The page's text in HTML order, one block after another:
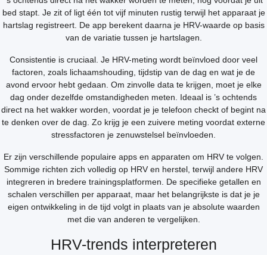
bed stapt. Je zit of ligt één tot vijf minuten rustig terwijl het apparaat je
hartslag registreert. De app berekent daarna je HRV-waarde op basis
van de variatie tussen je hartslagen.
Consistentie is cruciaal. Je HRV-meting wordt beïnvloed door veel
factoren, zoals lichaamshouding, tijdstip van de dag en wat je de
avond ervoor hebt gedaan. Om zinvolle data te krijgen, moet je elke
dag onder dezelfde omstandigheden meten. Ideaal is ’s ochtends
direct na het wakker worden, voordat je je telefoon checkt of begint na
te denken over de dag. Zo krijg je een zuivere meting voordat externe
stressfactoren je zenuwstelsel beïnvloeden.
Er zijn verschillende populaire apps en apparaten om HRV te volgen.
Sommige richten zich volledig op HRV en herstel, terwijl andere HRV
integreren in bredere trainingsplatformen. De specifieke getallen en
schalen verschillen per apparaat, maar het belangrijkste is dat je je
eigen ontwikkeling in de tijd volgt in plaats van je absolute waarden
met die van anderen te vergelijken.
HRV-trends interpreteren